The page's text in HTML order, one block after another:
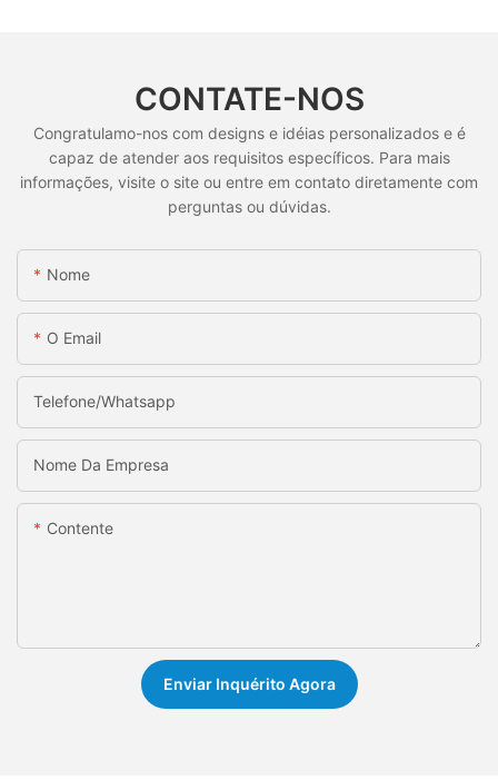
CONTATE-NOS
Congratulamo-nos com designs e idéias personalizados e é
capaz de atender aos requisitos específicos. Para mais
informações, visite o site ou entre em contato diretamente com
perguntas ou dúvidas.
Nome
O Email
Telefone/whatsapp
Nome Da Empresa
Contente
Enviar Inquérito Agora